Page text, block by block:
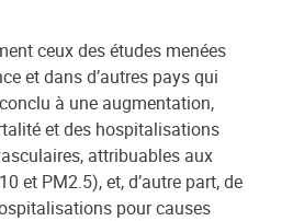
ceux des études menées
et dans d’autres pays qui
à une augmentation,
et des hospitalisations
attribuables aux
et PM2.5), et, d’autre part, de
pour causes